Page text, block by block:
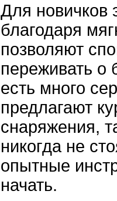
Для новичков
благодаря
позволяют
переживать о
есть много
предлагают
снаряжения,
никогда не
опытные
начать.